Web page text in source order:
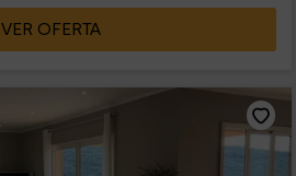
VER OFERTA